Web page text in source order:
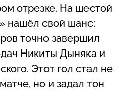
отрезке. На шестой
нашёл свой шанс:
точно завершил
Никиты Дыняка и
Этот гол стал не
но и задал тон